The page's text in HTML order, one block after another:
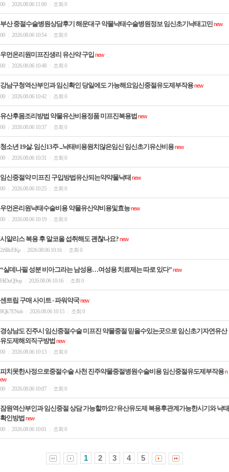
00
2026.08.06 11:00 조회 0
부산 중절수술병원상담후기 해운대구 약물낙태수술병원정보 임신초기낙­태고민 new
00
2026.08.06 10:54 조회 0
우먼온리원미프진생리 유산약 구입 new
00
2026.08.06 10:48 조회 0
강남구청역산부인과 임신확인 당일에도 가능해요임신중절유도제부작용new
00
2026.08.06 10:42 조회 0
유산후몸조리방법 약물유산비용정품 미­프진복용법 new
00
2026.08.06 10:37 조회 0
청소년 19살. 임신13주 ...낙태비용원치않은임신 임신초기유산비용new
00
2026.08.06 10:31 조회 0
임신중절약 미프진 구입방법유산되는약약물낙태 new
00
2026.08.06 10:25 조회 0
우먼온리원낙태수술비용 약물유산약비용및효능new
00
2026.08.06 10:19 조회 0
시알리스 복용 후 알코올 섭취해도 괜찮나요?new
2tSRcEKp
2026.08.06 10:16 조회 0
“실데나필 성분 비아그라는 남성용…여성용 치료제는 따로 있다”new
HtDuQ9op
2026.08.06 10:16 조회 0
센트립 구매 사이트 - 파워약국new
8Qk7ENub
2026.08.06 10:15 조회 0
경상남도 진주시 임신중절수술 미프진 약물중절 믿을수있는곳으로 임신초기자연유산
유도제해외직구방법 new
00
2026.08.06 10:13 조회 0
피치못한사정으로중절수술 사천 진주약물중절병원수술비용 임신중절유도제부작용n
ew
00
2026.08.06 10:07 조회 0
잠원역산부인과 임신중절 상담 가능할까요?유산유도제 복용후관계가능한시기와 낙태
확인방법 new
00
2026.08.06 10:01 조회 0
1 2 3 4 5